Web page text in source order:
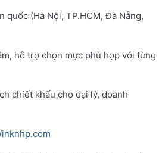
quốc (Hà Nội, TP.HCM, Đà Nẵng,
hỗ trợ chọn mực phù hợp với từng
chiết khấu cho đại lý, doanh